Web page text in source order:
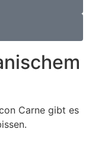
Carne gibt es